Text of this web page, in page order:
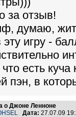
за отзыв!
думаю,
эту игру -
есть
пэн, в
о Джоне Ленноне
Дата: 27.07.09